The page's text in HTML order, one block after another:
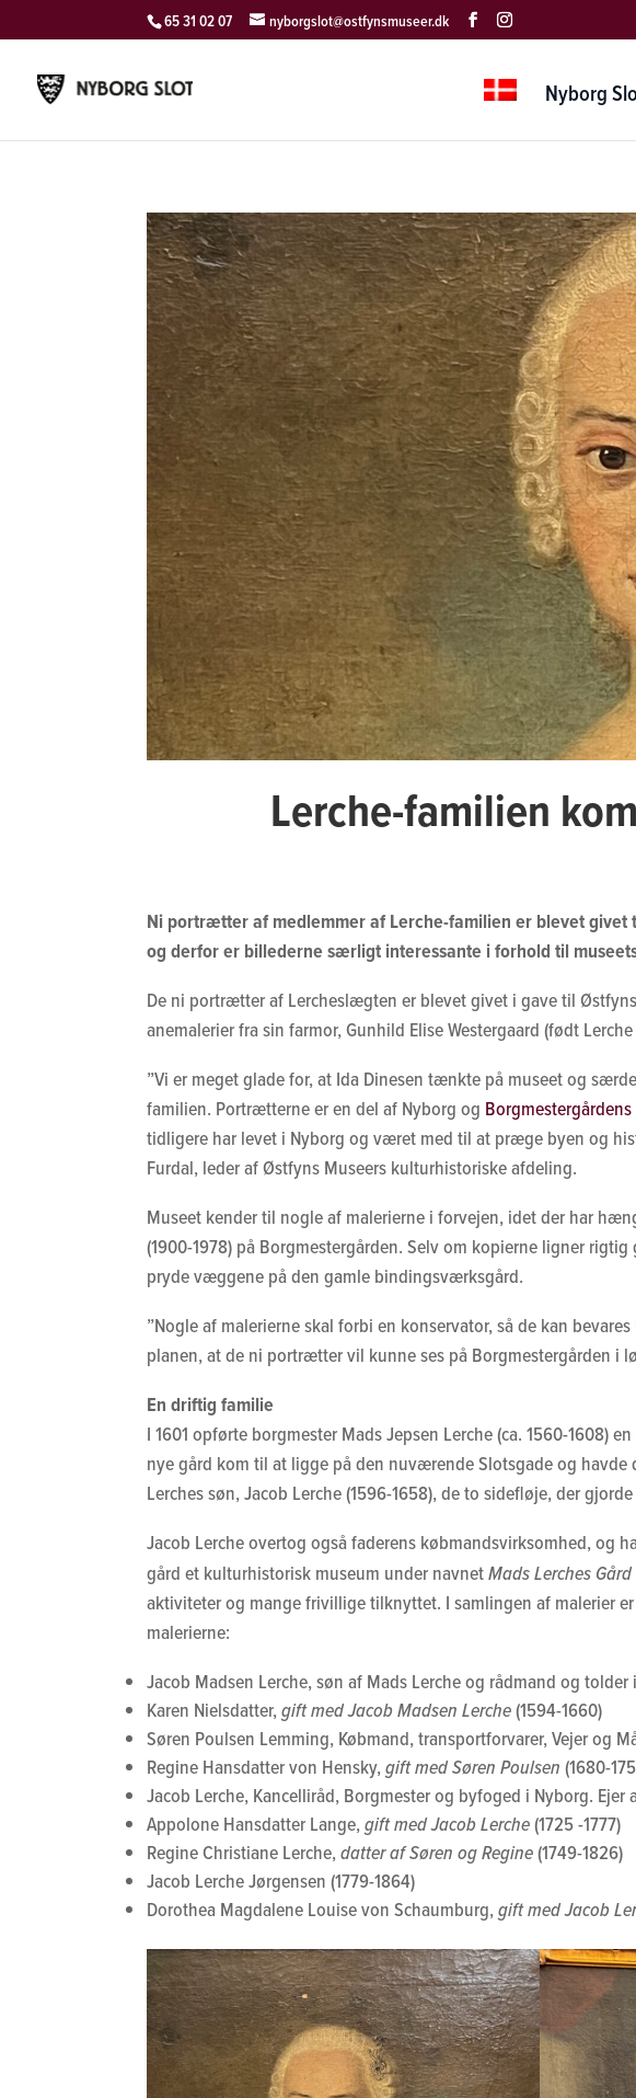
65 31 02 07 nyborgslot@ostfynsmuseer.dk
Nyborg
Lerche-familien
Ni portrætter af medlemmer af Lerche-familien er blevet
og derfor er billederne særligt interessante i forhold til
De ni portrætter af Lercheslægten er blevet givet i gave til
anemalerier fra sin farmor, Gunhild Elise Westergaard (født
”Vi er meget glade for, at Ida Dinesen tænkte på museet og
familien. Portrætterne er en del af Nyborg og Borgmestergårdens
tidligere har levet i Nyborg og været med til at præge byen og
Furdal, leder af Østfyns Museers kulturhistoriske afdeling.
Museet kender til nogle af malerierne i forvejen, idet der har
(1900-1978) på Borgmestergården. Selv om kopierne ligner
pryde væggene på den gamle bindingsværksgård.
”Nogle af malerierne skal forbi en konservator, så de kan
planen, at de ni portrætter vil kunne ses på Borgmestergården i
En driftig familie
I 1601 opførte borgmester Mads Jepsen Lerche (ca. 1560-1608)
nye gård kom til at ligge på den nuværende Slotsgade og
Lerches søn, Jacob Lerche (1596-1658), de to sidefløje, der
Jacob Lerche overtog også faderens købmandsvirksomhed, og
gård et kulturhistorisk museum under navnetMads Lerches Gård
aktiviteter og mange frivillige tilknyttet. I samlingen af malerier
malerierne:
Jacob Madsen Lerche, søn af Mads Lerche og rådmand og tolder
Karen Nielsdatter,gift med Jacob Madsen Lerche(1594-1660)
Søren Poulsen Lemming, Købmand, transportforvarer, Vejer og
Regine Hansdatter von Hensky,gift med Søren Poulsen (1680-
Jacob Lerche, Kancelliråd, Borgmester og byfoged i Nyborg. Ejer
Appolone Hansdatter Lange,gift med Jacob Lerche(1725 -1777)
Regine Christiane Lerche,datter af Søren og Regine(1749-1826)
Jacob Lerche Jørgensen (1779-1864)
Dorothea Magdalene Louise von Schaumburg,gift med Jacob